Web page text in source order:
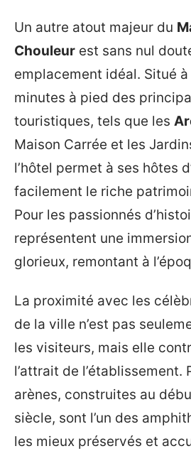
Un autre atout majeur du
Chouleur est sans nul
emplacement idéal. Situé
minutes à pied des
touristiques, tels que les
Maison Carrée et les
l’hôtel permet à ses hôtes
facilement le riche
Pour les passionnés
représentent une
glorieux, remontant à
La proximité avec les
de la ville n’est pas
les visiteurs, mais elle
l’attrait de l’établissement.
arènes, construites au
siècle, sont l’un des
les mieux préservés et